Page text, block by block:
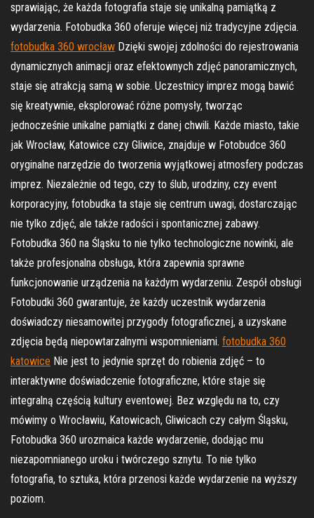
sprawiając, że każda fotografia staje się unikalną pamiątką z
wydarzenia. Fotobudka 360 oferuje więcej niż tradycyjne zdjęcia.
fotobudka 360 wrocław Dzięki swojej zdolności do rejestrowania
dynamicznych animacji oraz efektownych zdjęć panoramicznych,
staje się atrakcją samą w sobie. Uczestnicy imprez mogą bawić
się kreatywnie, eksplorować różne pomysły, tworząc
jednocześnie unikalne pamiątki z danej chwili. Każde miasto, takie
jak Wrocław, Katowice czy Gliwice, znajduje w Fotobudce 360
oryginalne narzędzie do tworzenia wyjątkowej atmosfery podczas
imprez. Niezależnie od tego, czy to ślub, urodziny, czy event
korporacyjny, fotobudka ta staje się centrum uwagi, dostarczając
nie tylko zdjęć, ale także radości i spontanicznej zabawy.
Fotobudka 360 na Śląsku to nie tylko technologiczne nowinki, ale
także profesjonalna obsługa, która zapewnia sprawne
funkcjonowanie urządzenia na każdym wydarzeniu. Zespół obsługi
Fotobudki 360 gwarantuje, że każdy uczestnik wydarzenia
doświadczy niesamowitej przygody fotograficznej, a uzyskane
zdjęcia będą niepowtarzalnymi wspomnieniami. fotobudka 360
katowice Nie jest to jedynie sprzęt do robienia zdjęć – to
interaktywne doświadczenie fotograficzne, które staje się
integralną częścią kultury eventowej. Bez względu na to, czy
mówimy o Wrocławiu, Katowicach, Gliwicach czy całym Śląsku,
Fotobudka 360 urozmaica każde wydarzenie, dodając mu
niezapomnianego uroku i twórczego sznytu. To nie tylko
fotografia, to sztuka, która przenosi każde wydarzenie na wyższy
poziom.